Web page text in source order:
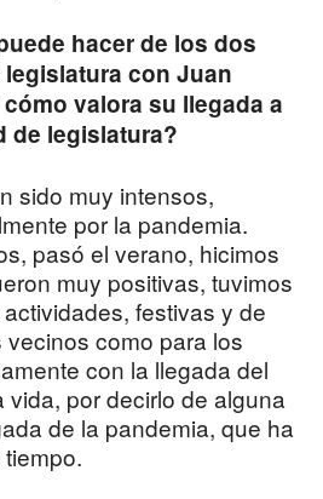
hacer de los dos
con Juan
valora su llegada a
de legislatura?
sido muy intensos,
por la pandemia.
pasó el verano, hicimos
muy positivas, tuvimos
festivas y de
como para los
con la llegada del
por decirlo de alguna
de la pandemia, que ha